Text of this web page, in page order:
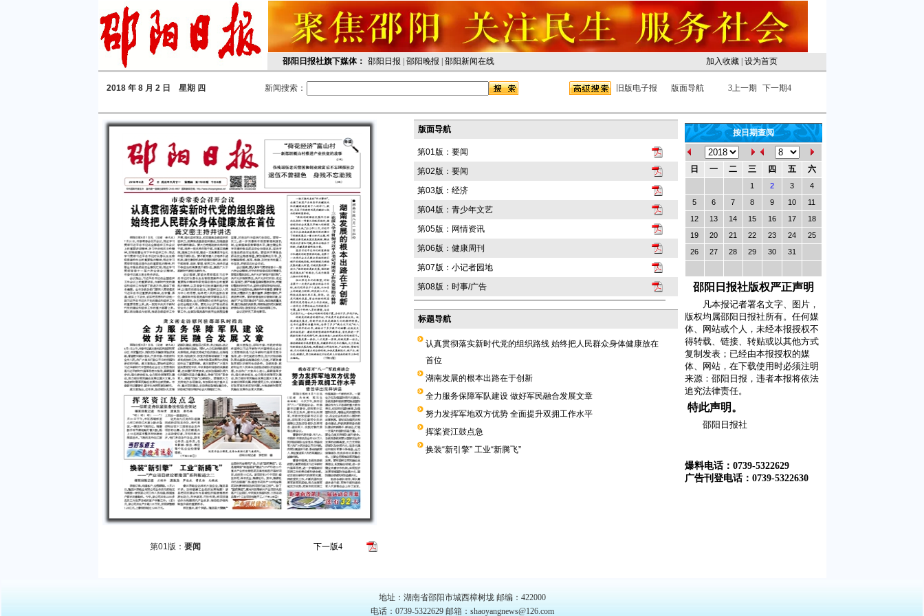
邵阳日报社旗下媒体： 邵阳日报 邵阳晚报 邵阳新闻在线 加入收藏 设为首页
2018 年 8 月 2 日 星期 四 新闻搜索： 旧版电子报 版面导航 3上一期 下一期4
第01版： 要闻 下一版4
版面导航
第01版：要闻
第02版：要闻
第03版：经济
第04版：青少年文艺
第05版：网情资讯
第06版：健康周刊
第07版：小记者园地
第08版：时事/广告
标题导航
认真贯彻落实新时代党的组织路线 始终把人民群众身体健康放在
首位
湖南发展的根本出路在于创新
全力服务保障军队建设 做好军民融合发展文章
努力发挥军地双方优势 全面提升双拥工作水平
挥桨资江鼓点急
换装“新引擎” 工业“新腾飞”
按日期查阅
日 一 二 三 四 五 六
1 2 3
4
5
6 7 8 9 10
11
12
13 14 15 16 17
18
19
20 21 22 23 24
25
26
27 28 29 30 31
邵阳日报社版权严正声明
凡本报记者署名文字、图片，
版权均属邵阳日报社所有。任何媒
体、网站或个人，未经本报授权不
得转载、链接、转贴或以其他方式
复制发表；已经由本报授权的媒
体、网站，在下载使用时必须注明
来源： 邵阳日报 ，违者本报将依法
追究法律责任。
特此声明。
邵阳日报社
爆料电话：0739-5322629
广告刊登电话：0739-5322630
地址：湖南省邵阳市城西樟树垅 邮编：422000
电话：0739-5322629 邮箱：shaoyangnews@126.com